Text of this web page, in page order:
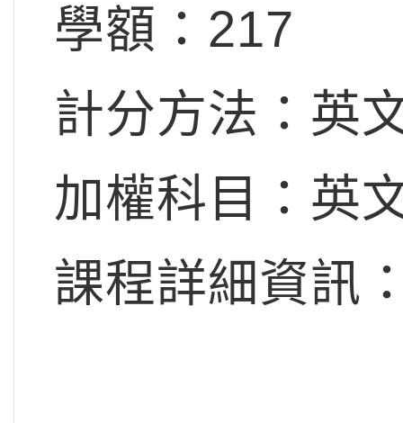
學額：217
計分方法：英
加權科目：英
課程詳細資訊